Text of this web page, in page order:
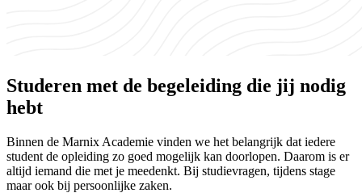
Studeren met de begeleiding die jij nodig
hebt
Binnen de Marnix Academie vinden we het belangrijk dat iedere
student de opleiding zo goed mogelijk kan doorlopen. Daarom is er
altijd iemand die met je meedenkt. Bij studievragen, tijdens stage
maar ook bij persoonlijke zaken.